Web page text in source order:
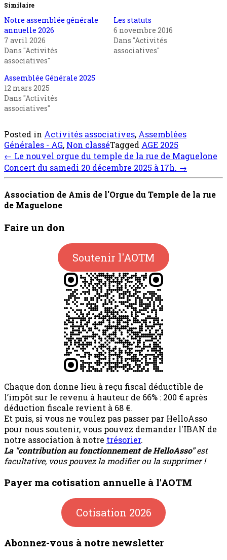
Similaire
Notre assemblée générale
annuelle 2026
7 avril 2026
Dans "Activités
associatives"
Les statuts
6 novembre 2016
Dans "Activités
associatives"
Assemblée Générale 2025
12 mars 2025
Dans "Activités
associatives"
Posted in Activités associatives, Assemblées
Générales - AG, Non classéTagged AGE 2025
Post
navigation
← Le nouvel orgue du temple de la rue de Maguelone
Concert du samedi 20 décembre 2025 à 17h. →
Association de Amis de l'Orgue du Temple de la rue
de Maguelone
Faire un don
Soutenir l'AOTM
Chaque don donne lieu à reçu fiscal déductible de
l’impôt sur le revenu à hauteur de 66% : 200 € après
déduction fiscale revient à 68 €.
Et puis, si vous ne voulez pas passer par HelloAsso
pour nous soutenir, vous pouvez demander l'IBAN de
notre association à notre trésorier.
La "contribution au fonctionnement de HelloAsso"est
facultative, vous pouvez la modifier ou la supprimer !
Payer ma cotisation annuelle à l'AOTM
Cotisation 2026
Abonnez-vous à notre newsletter